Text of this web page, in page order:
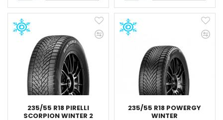
235/55 R18 PIRELLI
SCORPION WINTER 2
235/55 R18 POWERGY
WINTER